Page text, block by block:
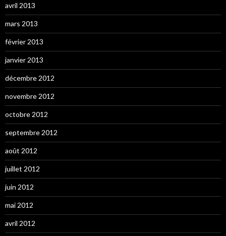
avril 2013
mars 2013
février 2013
janvier 2013
décembre 2012
novembre 2012
octobre 2012
septembre 2012
août 2012
juillet 2012
juin 2012
mai 2012
avril 2012